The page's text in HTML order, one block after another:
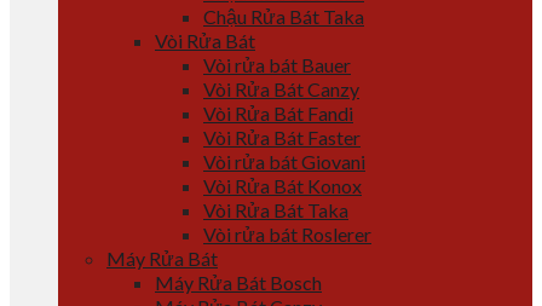
Chậu Rửa Bát Taka
Vòi Rửa Bát
Vòi rửa bát Bauer
Vòi Rửa Bát Canzy
Vòi Rửa Bát Fandi
Vòi Rửa Bát Faster
Vòi rửa bát Giovani
Vòi Rửa Bát Konox
Vòi Rửa Bát Taka
Vòi rửa bát Roslerer
Máy Rửa Bát
Máy Rửa Bát Bosch